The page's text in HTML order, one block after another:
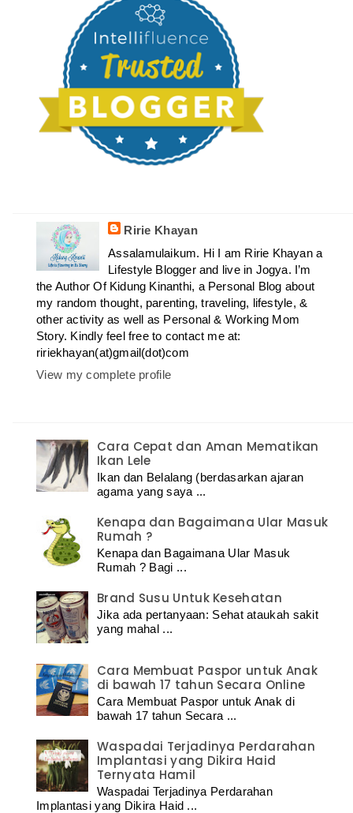
Ririe Khayan
Assalamulaikum. Hi I am Ririe Khayan a
Lifestyle Blogger and live in Jogya. I’m
the Author Of Kidung Kinanthi, a Personal Blog about
my random thought, parenting, traveling, lifestyle, &
other activity as well as Personal & Working Mom
Story. Kindly feel free to contact me at:
ririekhayan(at)gmail(dot)com
View my complete profile
Cara Cepat dan Aman Mematikan
Ikan Lele
Ikan dan Belalang (berdasarkan ajaran
agama yang saya ...
Kenapa dan Bagaimana Ular Masuk
Rumah ?
Kenapa dan Bagaimana Ular Masuk
Rumah ? Bagi ...
Brand Susu Untuk Kesehatan
Jika ada pertanyaan: Sehat ataukah sakit
yang mahal ...
Cara Membuat Paspor untuk Anak
di bawah 17 tahun Secara Online
Cara Membuat Paspor untuk Anak di
bawah 17 tahun Secara ...
Waspadai Terjadinya Perdarahan
Implantasi yang Dikira Haid
Ternyata Hamil
Waspadai Terjadinya Perdarahan
Implantasi yang Dikira Haid ...